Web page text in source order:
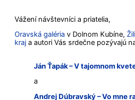
Vážení návštevníci a priatelia,
Oravská galéria v Dolnom Kubíne,
kraj a autori Vás srdečne pozývajú
Ján Ťapák – V tajomnom
a
Andrej Dúbravský – Vo mne